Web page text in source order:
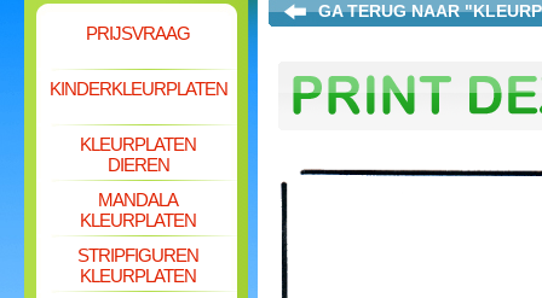
PRIJSVRAAG
KINDERKLEURPLATEN
KLEURPLATEN
DIEREN
MANDALA
KLEURPLATEN
STRIPFIGUREN
KLEURPLATEN
GA TERUG NAAR